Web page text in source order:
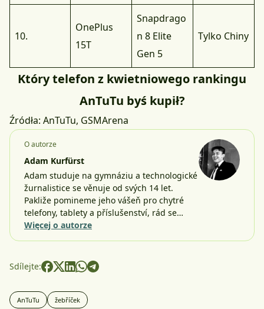
10.
OnePlus
15T
Snapdrago
n 8 Elite
Gen 5
Tylko Chiny
Który telefon z kwietniowego rankingu
AnTuTu byś kupił?
Źródła: AnTuTu, GSMArena
O autorze
Adam Kurfürst
Adam studuje na gymnáziu a technologické
žurnalistice se věnuje od svých 14 let.
Pakliže pomineme jeho vášeň pro chytré
telefony, tablety a příslušenství, rád se…
Więcej o autorze
Sdílejte:
AnTuTu žebříček